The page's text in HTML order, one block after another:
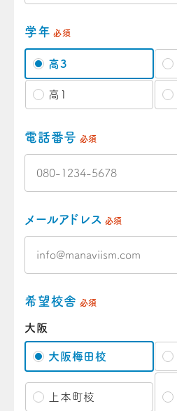
学年 必須
高3
高1
電話番号 必須
メールアドレス 必須
希望校舎 必須
大阪
大阪梅田校
上本町校